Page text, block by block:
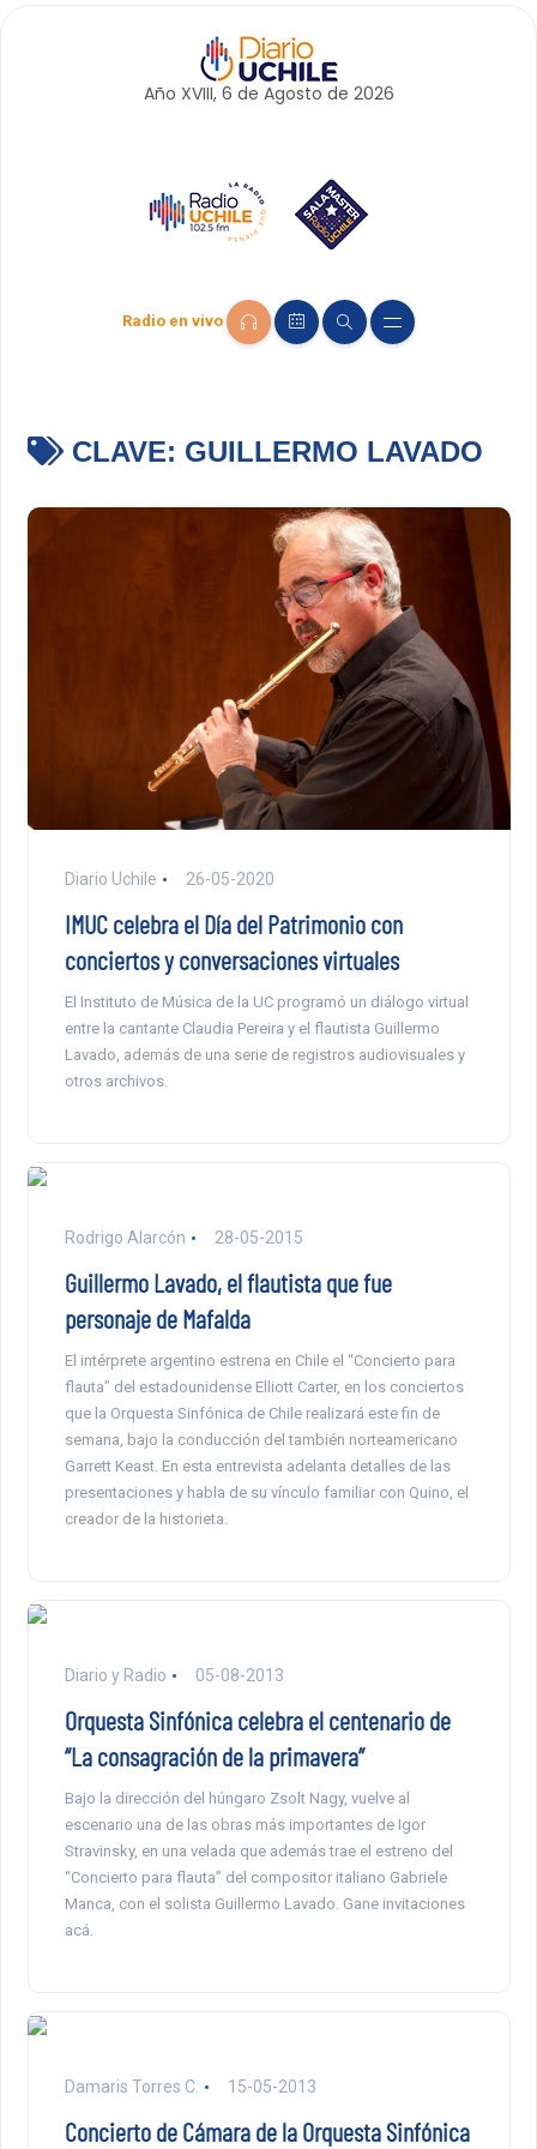
Año XVIII, 6 de Agosto de 2026
Radio en vivo
CLAVE: GUILLERMO LAVADO
Diario Uchile 26-05-2020
IMUC celebra el Día del Patrimonio con
conciertos y conversaciones virtuales
El Instituto de Música de la UC programó un diálogo virtual
entre la cantante Claudia Pereira y el flautista Guillermo
Lavado, además de una serie de registros audiovisuales y
otros archivos.
Rodrigo Alarcón 28-05-2015
Guillermo Lavado, el flautista que fue
personaje de Mafalda
El intérprete argentino estrena en Chile el “Concierto para
flauta” del estadounidense Elliott Carter, en los conciertos
que la Orquesta Sinfónica de Chile realizará este fin de
semana, bajo la conducción del también norteamericano
Garrett Keast. En esta entrevista adelanta detalles de las
presentaciones y habla de su vínculo familiar con Quino, el
creador de la historieta.
Diario y Radio 05-08-2013
Orquesta Sinfónica celebra el centenario de
“La consagración de la primavera”
Bajo la dirección del húngaro Zsolt Nagy, vuelve al
escenario una de las obras más importantes de Igor
Stravinsky, en una velada que además trae el estreno del
“Concierto para flauta” del compositor italiano Gabriele
Manca, con el solista Guillermo Lavado. Gane invitaciones
acá.
Damaris Torres C. 15-05-2013
Concierto de Cámara de la Orquesta Sinfónica